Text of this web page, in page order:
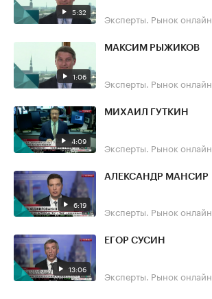
5:32 Эксперты. Рынок онлайн
1:06
МАКСИМ РЫЖИКОВ
Эксперты. Рынок онлайн
4:09
МИХАИЛ ГУТКИН
Эксперты. Рынок онлайн
6:19
АЛЕКСАНДР МАНСИР
Эксперты. Рынок онлайн
13:06
ЕГОР СУСИН
Эксперты. Рынок онлайн